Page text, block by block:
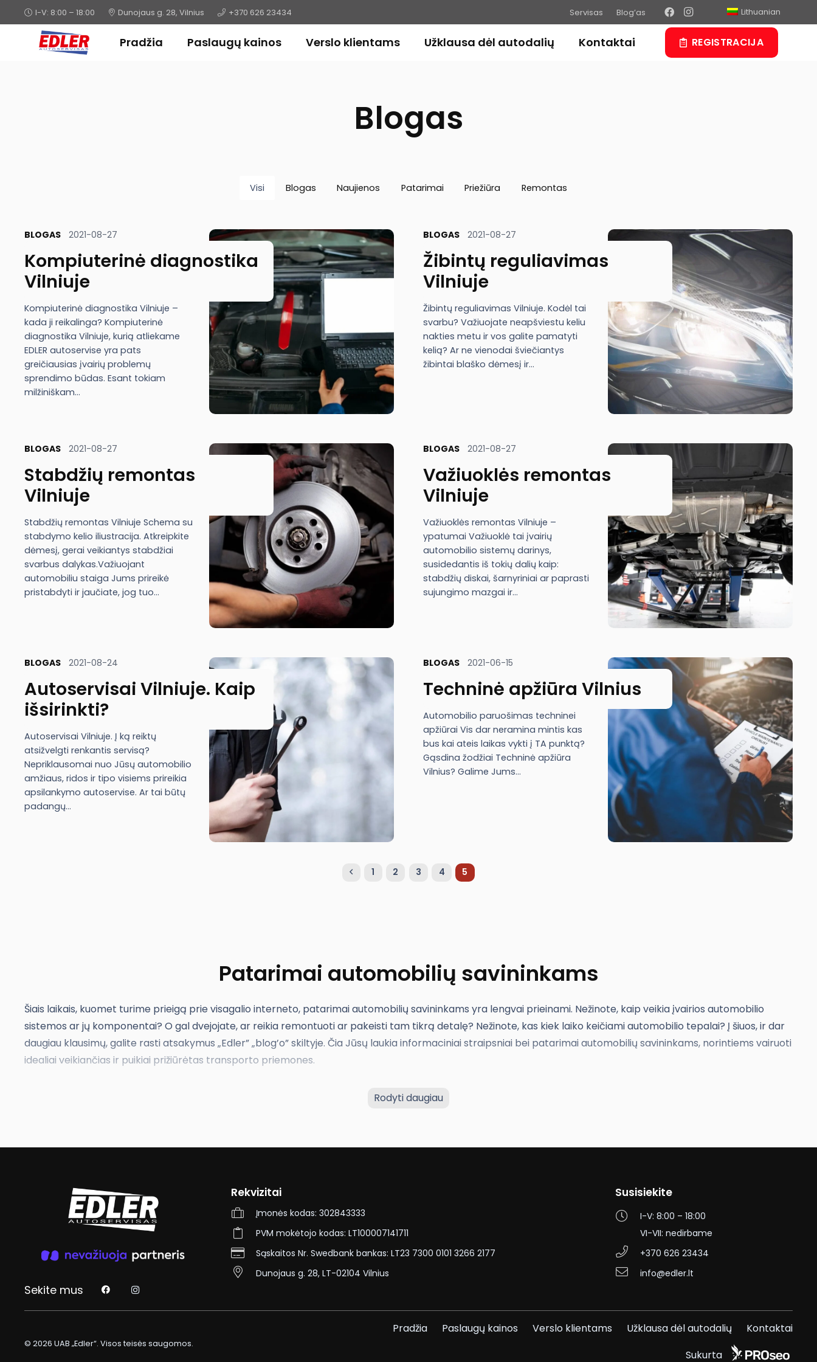
I-V: 8:00 – 18:00 Dunojaus g. 28, Vilnius +370 626 23434 Servisas Blog’as Lithuanian
Pradžia Paslaugų kainos Verslo klientams Užklausa dėl autodalių Kontaktai REGISTRACIJA
Blogas
Visi Blogas Naujienos Patarimai Priežiūra Remontas
BLOGAS 2021-08-27
Kompiuterinė diagnostika
Vilniuje
Kompiuterinė diagnostika Vilniuje –
kada ji reikalinga? Kompiuterinė
diagnostika Vilniuje, kurią atliekame
EDLER autoservise yra pats
greičiausias įvairių problemų
sprendimo būdas. Esant tokiam
milžiniškam…
BLOGAS 2021-08-27
Žibintų reguliavimas
Vilniuje
Žibintų reguliavimas Vilniuje. Kodėl tai
svarbu? Važiuojate neapšviestu keliu
nakties metu ir vos galite pamatyti
kelią? Ar ne vienodai šviečiantys
žibintai blaško dėmesį ir…
BLOGAS 2021-08-27
Stabdžių remontas
Vilniuje
Stabdžių remontas Vilniuje Schema su
stabdymo kelio iliustracija. Atkreipkite
dėmesį, gerai veikiantys stabdžiai
svarbus dalykas.Važiuojant
automobiliu staiga Jums prireikė
pristabdyti ir jaučiate, jog tuo…
BLOGAS 2021-08-27
Važiuoklės remontas
Vilniuje
Važiuoklės remontas Vilniuje –
ypatumai Važiuoklė tai įvairių
automobilio sistemų darinys,
susidedantis iš tokių dalių kaip:
stabdžių diskai, šarnyriniai ar paprasti
sujungimo mazgai ir…
BLOGAS 2021-08-24
Autoservisai Vilniuje. Kaip
išsirinkti?
Autoservisai Vilniuje. Į ką reiktų
atsižvelgti renkantis servisą?
Nepriklausomai nuo Jūsų automobilio
amžiaus, ridos ir tipo visiems prireikia
apsilankymo autoservise. Ar tai būtų
padangų…
BLOGAS 2021-06-15
Techninė apžiūra Vilnius
Automobilio paruošimas techninei
apžiūrai Vis dar neramina mintis kas
bus kai ateis laikas vykti į TA punktą?
Gąsdina žodžiai Techninė apžiūra
Vilnius? Galime Jums…
1 2 3 4 5
Patarimai automobilių savininkams
Šiais laikais, kuomet turime prieigą prie visagalio interneto, patarimai automobilių savininkams yra lengvai prieinami. Nežinote, kaip veikia įvairios automobilio
sistemos ar jų komponentai? O gal dvejojate, ar reikia remontuoti ar pakeisti tam tikrą detalę? Nežinote, kas kiek laiko keičiami automobilio tepalai? Į šiuos, ir dar
daugiau klausimų, galite rasti atsakymus „Edler” „blog’o” skiltyje. Čia Jūsų laukia informaciniai straipsniai bei patarimai automobilių savininkams, norintiems vairuoti
idealiai veikiančias ir puikiai prižiūrėtas transporto priemones.
Automobilių remontas gali būti keliantis daug nepatogumų jų savininkams. Automobiliui sugedus negalite nuvykti į darbą ar kitas vietas, o ką jau kalbėti apie
Rodyti daugiau
Sekite mus
Rekvizitai
Įmonės kodas: 302843333
PVM mokėtojo kodas: LT100007141711
Sąskaitos Nr. Swedbank bankas: LT23 7300 0101 3266 2177
Dunojaus g. 28, LT-02104 Vilnius
Susisiekite
I-V: 8:00 – 18:00
VI-VII: nedirbame
+370 626 23434
info@edler.lt
© 2026 UAB „Edler“. Visos teisės saugomos.
Pradžia Paslaugų kainos Verslo klientams Užklausa dėl autodalių
Kontaktai
Sukurta